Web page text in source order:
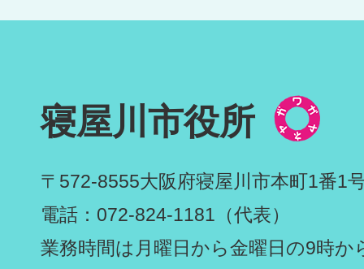
寝屋川市役所
〒572-8555大阪府寝屋川市本町1番1
電話：072-824-1181（代表）
業務時間は月曜日から金曜日の9時か